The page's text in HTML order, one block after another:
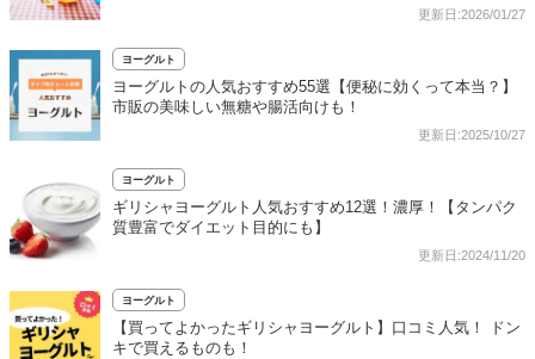
更新日:2026/01/27
ヨーグルト
ヨーグルトの人気おすすめ55選【便秘に効くって本当？】
市販の美味しい無糖や腸活向けも！
更新日:2025/10/27
ヨーグルト
ギリシャヨーグルト人気おすすめ12選！濃厚！【タンパク
質豊富でダイエット目的にも】
更新日:2024/11/20
ヨーグルト
【買ってよかったギリシャヨーグルト】口コミ人気！ ドン
キで買えるものも！